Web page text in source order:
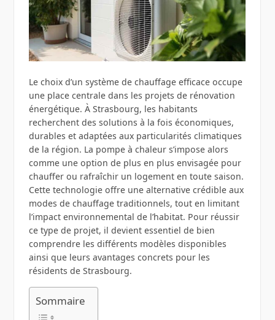
Le choix d’un système de chauffage efficace occupe
une place centrale dans les projets de rénovation
énergétique. À Strasbourg, les habitants
recherchent des solutions à la fois économiques,
durables et adaptées aux particularités climatiques
de la région. La pompe à chaleur s’impose alors
comme une option de plus en plus envisagée pour
chauffer ou rafraîchir un logement en toute saison.
Cette technologie offre une alternative crédible aux
modes de chauffage traditionnels, tout en limitant
l’impact environnemental de l’habitat. Pour réussir
ce type de projet, il devient essentiel de bien
comprendre les différents modèles disponibles
ainsi que leurs avantages concrets pour les
résidents de Strasbourg.
Sommaire